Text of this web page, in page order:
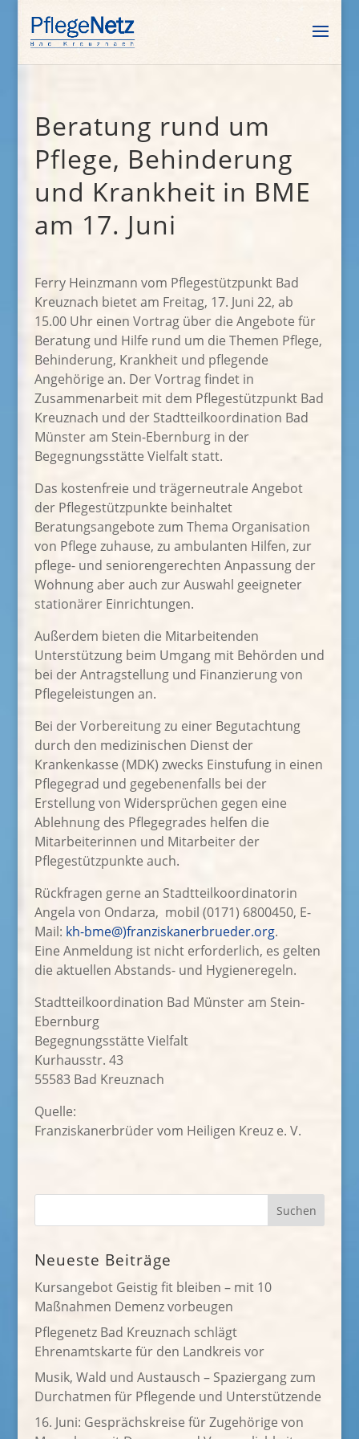
Beratung rund um
Pflege, Behinderung
und Krankheit in BME
am 17. Juni
Ferry Heinzmann vom Pflegestützpunkt Bad
Kreuznach bietet am Freitag, 17. Juni 22, ab
15.00 Uhr einen Vortrag über die Angebote für
Beratung und Hilfe rund um die Themen Pflege,
Behinderung, Krankheit und pflegende
Angehörige an. Der Vortrag findet in
Zusammenarbeit mit dem Pflegestützpunkt Bad
Kreuznach und der Stadtteilkoordination Bad
Münster am Stein-Ebernburg in der
Begegnungsstätte Vielfalt statt.
Das kostenfreie und trägerneutrale Angebot
der Pflegestützpunkte beinhaltet
Beratungsangebote zum Thema Organisation
von Pflege zuhause, zu ambulanten Hilfen, zur
pflege- und seniorengerechten Anpassung der
Wohnung aber auch zur Auswahl geeigneter
stationärer Einrichtungen.
Außerdem bieten die Mitarbeitenden
Unterstützung beim Umgang mit Behörden und
bei der Antragstellung und Finanzierung von
Pflegeleistungen an.
Bei der Vorbereitung zu einer Begutachtung
durch den medizinischen Dienst der
Krankenkasse (MDK) zwecks Einstufung in einen
Pflegegrad und gegebenenfalls bei der
Erstellung von Widersprüchen gegen eine
Ablehnung des Pflegegrades helfen die
Mitarbeiterinnen und Mitarbeiter der
Pflegestützpunkte auch.
Rückfragen gerne an Stadtteilkoordinatorin
Angela von Ondarza, mobil (0171) 6800450, E-
Mail: kh-bme@)franziskanerbrueder.org.
Eine Anmeldung ist nicht erforderlich, es gelten
die aktuellen Abstands- und Hygieneregeln.
Stadtteilkoordination Bad Münster am Stein-
Ebernburg
Begegnungsstätte Vielfalt
Kurhausstr. 43
55583 Bad Kreuznach
Quelle:
Franziskanerbrüder vom Heiligen Kreuz e. V.
Neueste Beiträge
Kursangebot Geistig fit bleiben – mit 10
Maßnahmen Demenz vorbeugen
Pflegenetz Bad Kreuznach schlägt
Ehrenamtskarte für den Landkreis vor
Musik, Wald und Austausch – Spaziergang zum
Durchatmen für Pflegende und Unterstützende
16. Juni: Gesprächskreise für Zugehörige von